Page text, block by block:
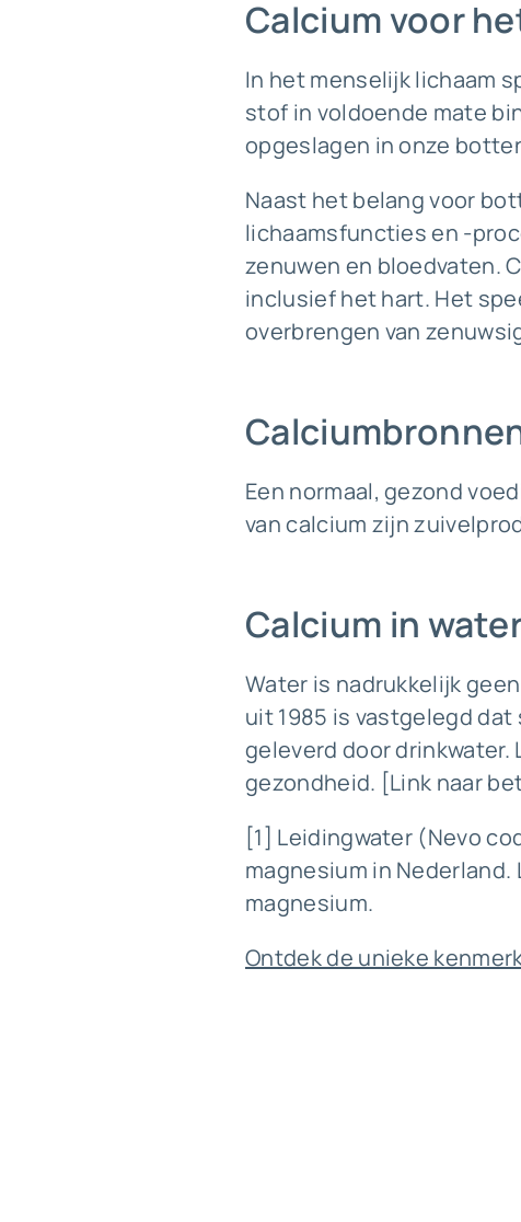
Calcium voor
In het menselijk lichaam
stof in voldoende mate
opgeslagen in onze
Naast het belang voor
lichaamsfuncties en -
zenuwen en bloedvaten.
inclusief het hart. Het
overbrengen van
Een normaal, gezond
van calcium zijn
Calcium in
Water is nadrukkelijkgeen
uit 1985 is vastgelegd
geleverd door
gezondheid. [Link naar
[1] Leidingwater (Nevo
magnesium in
magnesium.
Ontdek de unieke